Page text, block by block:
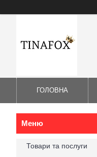
ГОЛОВНА
Товари та послуги